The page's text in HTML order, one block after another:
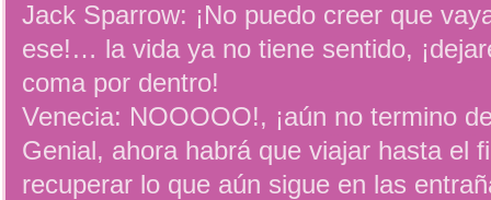
Jack Sparrow: ¡No puedo creer que
ese!… la vida ya no tiene sentido,
coma por dentro!
Venecia: NOOOOO!, ¡aún no termino
Genial, ahora habrá que viajar hasta el
recuperar lo que aún sigue en las